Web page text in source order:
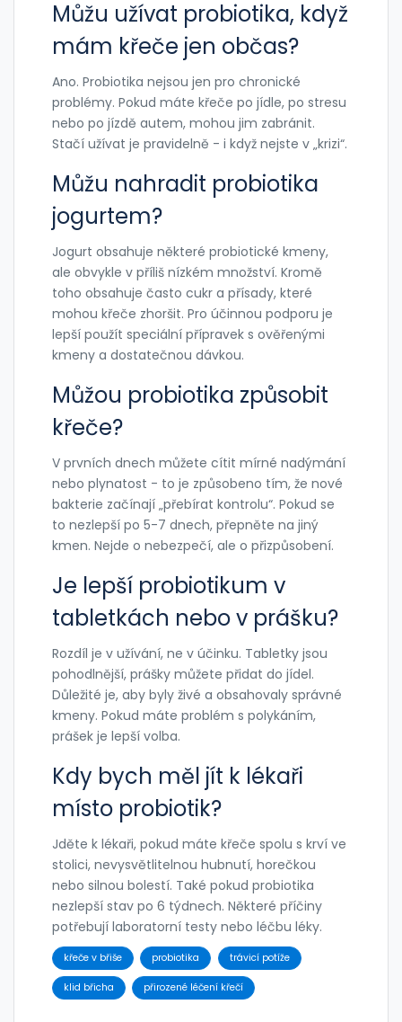
Můžu užívat probiotika, když
mám křeče jen občas?
Ano. Probiotika nejsou jen pro chronické
problémy. Pokud máte křeče po jídle, po stresu
nebo po jízdě autem, mohou jim zabránit.
Stačí užívat je pravidelně - i když nejste v „krizi“.
Můžu nahradit probiotika
jogurtem?
Jogurt obsahuje některé probiotické kmeny,
ale obvykle v příliš nízkém množství. Kromě
toho obsahuje často cukr a přísady, které
mohou křeče zhoršit. Pro účinnou podporu je
lepší použít speciální přípravek s ověřenými
kmeny a dostatečnou dávkou.
Můžou probiotika způsobit
křeče?
V prvních dnech můžete cítit mírné nadýmání
nebo plynatost - to je způsobeno tím, že nové
bakterie začínají „přebírat kontrolu“. Pokud se
to nezlepší po 5-7 dnech, přepněte na jiný
kmen. Nejde o nebezpečí, ale o přizpůsobení.
Je lepší probiotikum v
tabletkách nebo v prášku?
Rozdíl je v užívání, ne v účinku. Tabletky jsou
pohodlnější, prášky můžete přidat do jídel.
Důležité je, aby byly živé a obsahovaly správné
kmeny. Pokud máte problém s polykáním,
prášek je lepší volba.
Kdy bych měl jít k lékaři
místo probiotik?
Jděte k lékaři, pokud máte křeče spolu s krví ve
stolici, nevysvětlitelnou hubnutí, horečkou
nebo silnou bolestí. Také pokud probiotika
nezlepší stav po 6 týdnech. Některé příčiny
potřebují laboratorní testy nebo léčbu léky.
křeče v břiše probiotika trávicí potíže
klid břicha přirozené léčení křečí